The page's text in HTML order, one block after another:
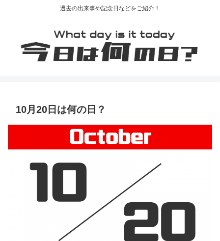
過去の出来事や記念日などをご紹介！
10月20日は何の日？